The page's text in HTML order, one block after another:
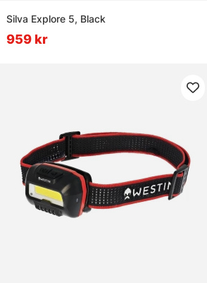
Silva Explore 5, Black
959 kr